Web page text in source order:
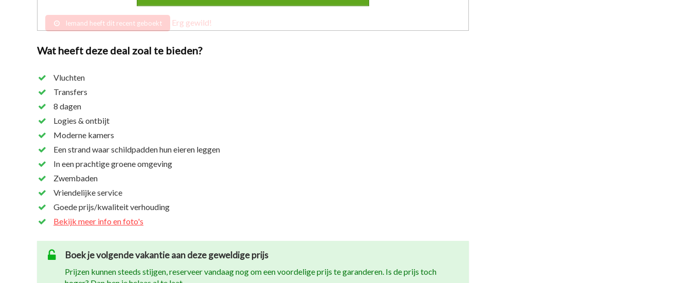
Iemand heeft dit recent geboekt
Wat heeft deze deal zoal te bieden?
Vluchten
Transfers
8 dagen
Logies & ontbijt
Moderne kamers
Een strand waar schildpadden hun eieren leggen
In een prachtige groene omgeving
Zwembaden
Vriendelijke service
Goede prijs/kwaliteit verhouding
Bekijk meer info en foto's
Boek je volgende vakantie aan deze geweldige prijs
Prijzen kunnen steeds stijgen, reserveer vandaag nog om een voordelige prijs te garanderen. Is de prijs toch